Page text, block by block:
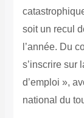
soit un recul
l’année. Du
s’inscrire sur
d’emploi »,
national du